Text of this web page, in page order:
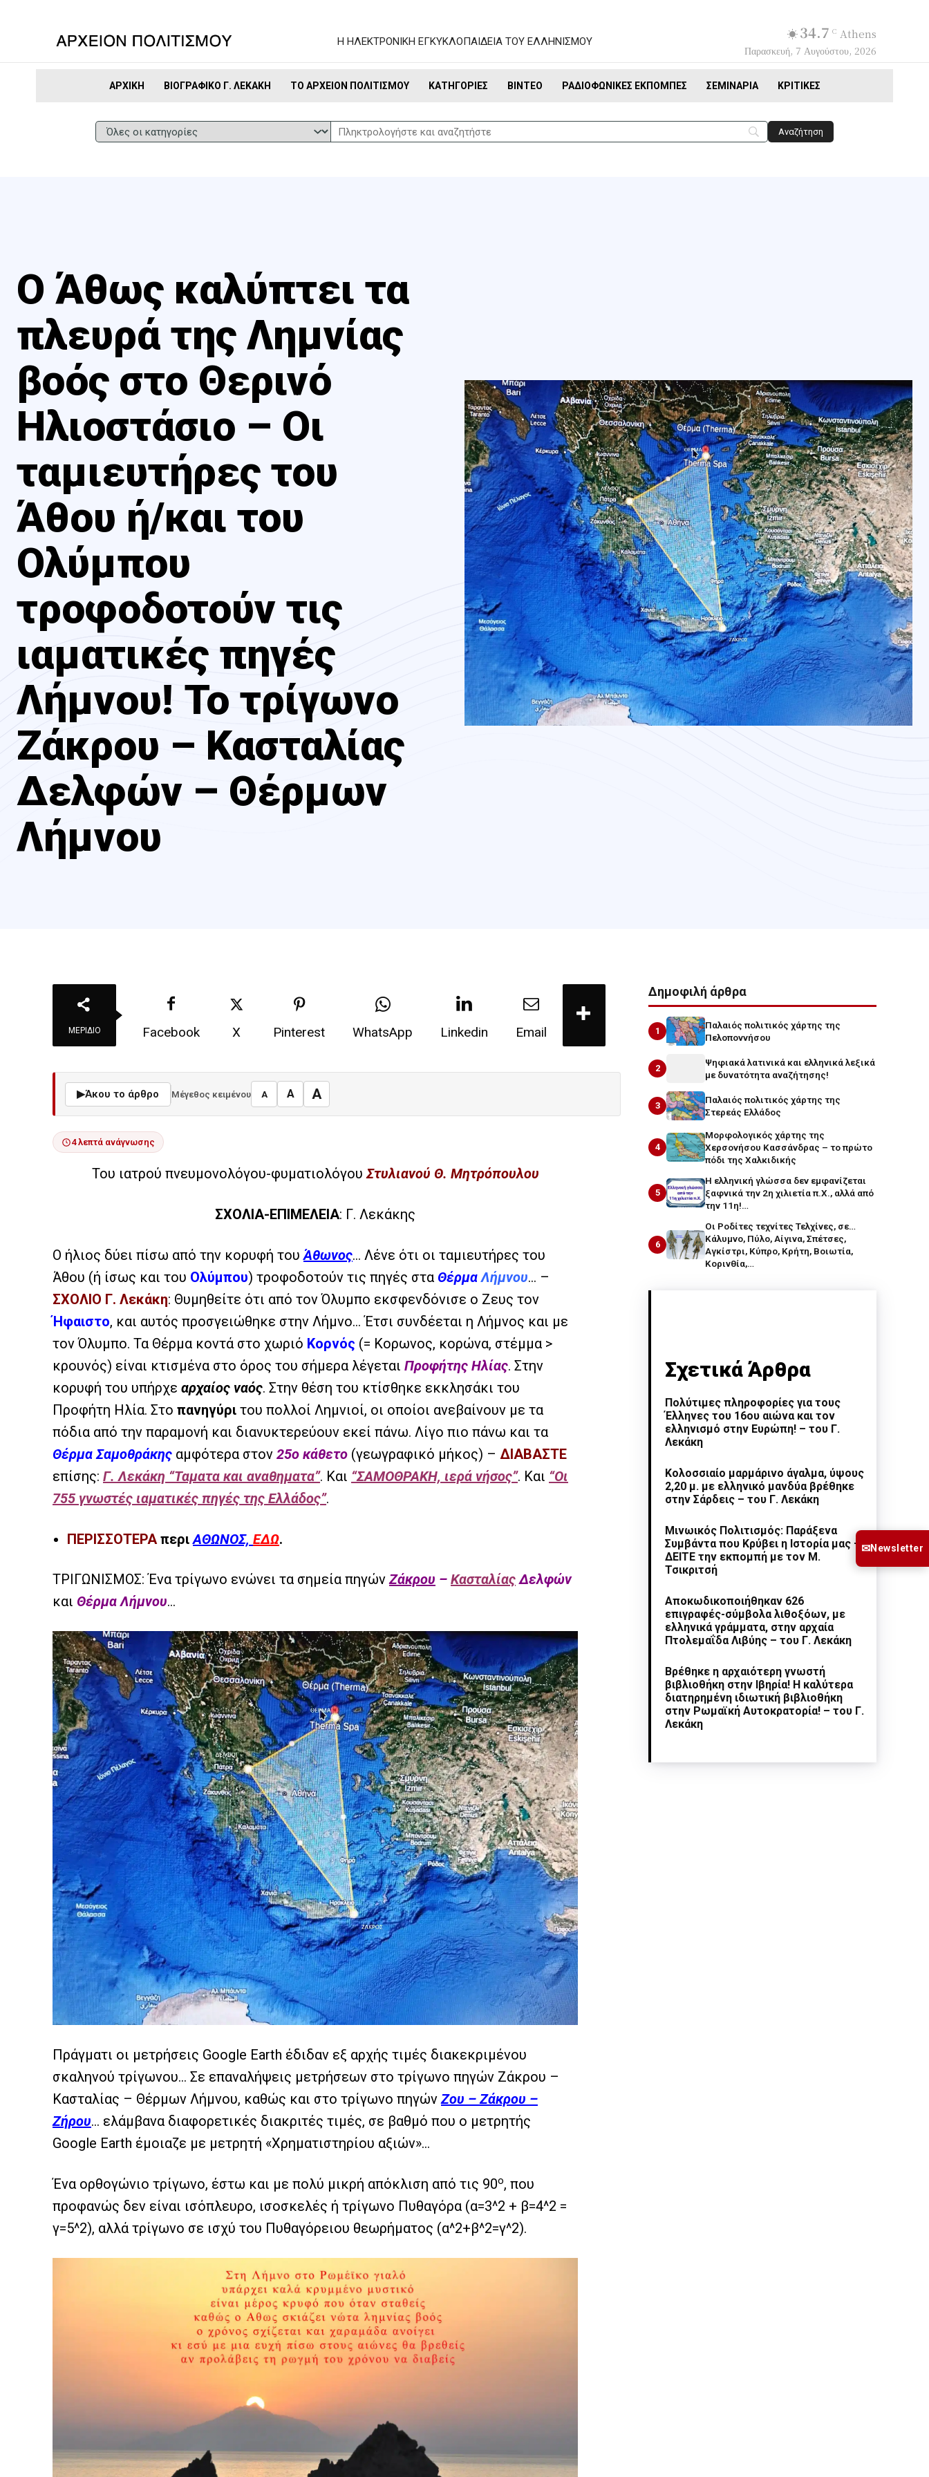
Η ΗΛΕΚΤΡΟΝΙΚΗ ΕΓΚΥΚΛΟΠΑΙΔΕΙΑ ΤΟΥ ΕΛΛΗΝΙΣΜΟΥ 34.7 C Athens
Παρασκευή, 7 Αυγούστου, 2026
ΑΡΧΙΚΉ ΒΙΟΓΡΑΦΙΚΌ Γ. ΛΕΚΆΚΗ ΤΟ ΑΡΧΕΊΟΝ ΠΟΛΙΤΙΣΜΟΎ ΚΑΤΗΓΟΡΊΕΣ ΒΊΝΤΕΟ ΡΑΔΙΟΦΩΝΙΚΈΣ ΕΚΠΟΜΠΈΣ ΣΕΜΙΝΆΡΙΑ ΚΡΙΤΙΚΈΣ
Ο Άθως καλύπτει τα
πλευρά της Λημνίας
βοός στο Θερινό
Ηλιοστάσιο – Οι
ταμιευτήρες του
Άθου ή/και του
Ολύμπου
τροφοδοτούν τις
ιαματικές πηγές
Λήμνου! Το τρίγωνο
Ζάκρου – Κασταλίας
Δελφών – Θέρμων
Λήμνου
ΜΕΡΊΔΙΟ Facebook X Pinterest WhatsApp Linkedin Email
▶Άκου το άρθρο Μέγεθος κειμένου A A A
4 λεπτά ανάγνωσης
Του ιατρού πνευμονολόγου-φυματιολόγουΣτυλιανού Θ. Μητρόπουλου
ΣΧΟΛΙΑ-ΕΠΙΜΕΛΕΙΑ: Γ. Λεκάκης
Ο ήλιος δύει πίσω από την κορυφή τουΆθωνος… Λένε ότι οι ταμιευτήρες του
Άθου (ή ίσως και του Ολύμπου) τροφοδοτούν τις πηγές στα ΘέρμαΛήμνου… –
ΣΧΟΛΙΟ Γ. Λεκάκη: Θυμηθείτε ότι από τον Όλυμπο εκσφενδόνισε ο Ζευς τον
Ήφαιστο, και αυτός προσγειώθηκε στην Λήμνο… Έτσι συνδέεται η Λήμνος και με
τον Όλυμπο. Τα Θέρμα κοντά στο χωριό Κορνός (= Κορωνος, κορώνα, στέμμα >
κρουνός) είναι κτισμένα στο όρος του σήμερα λέγεται Προφήτης Ηλίας. Στην
κορυφή του υπήρχε αρχαίος ναός. Στην θέση του κτίσθηκε εκκλησάκι του
Προφήτη Ηλία. Στο πανηγύρι του πολλοί Λημνιοί, οι οποίοι ανεβαίνουν με τα
πόδια από την παραμονή και διανυκτερεύουν εκεί πάνω. Λίγο πιο πάνω και τα
Θέρμα Σαμοθράκης αμφότερα στον 25ο κάθετο (γεωγραφικό μήκος) – ΔΙΑΒΑΣΤΕ
επίσης: Γ. Λεκάκη “Ταματα και αναθηματα”. Και “ΣΑΜΟΘΡΑΚΗ, ιερά νήσος”. Και “Οι
755 γνωστές ιαματικές πηγές της Ελλάδος”.
ΠΕΡΙΣΣΟΤΕΡΑπεριΑΘΩΝΟΣ, ΕΔΩ.
ΤΡΙΓΩΝΙΣΜΟΣ: Ένα τρίγωνο ενώνει τα σημεία πηγώνΖάκρου – ΚασταλίαςΔελφών
και Θέρμα Λήμνου…
Πράγματι οι μετρήσεις Google Earth έδιδαν εξ αρχής τιμές διακεκριμένου
σκαληνού τρίγωνου… Σε επαναλήψεις μετρήσεων στο τρίγωνο πηγών Ζάκρου –
Κασταλίας – Θέρμων Λήμνου, καθώς και στο τρίγωνο πηγώνΖου – Ζάκρου –
Ζήρου… ελάμβανα διαφορετικές διακριτές τιμές, σε βαθμό που ο μετρητής
Google Earth έμοιαζε με μετρητή «Χρηματιστηρίου αξιών»…
Ένα ορθογώνιο τρίγωνο, έστω και με πολύ μικρή απόκλιση από τις 90ο, που
προφανώς δεν είναι ισόπλευρο, ισοσκελές ή τρίγωνο Πυθαγόρα (α=3^2 + β=4^2 =
γ=5^2), αλλά τρίγωνο σε ισχύ του Πυθαγόρειου θεωρήματος (α^2+β^2=γ^2).
Δημοφιλή άρθρα
1
Παλαιός πολιτικός χάρτης της
Πελοποννήσου
2
Ψηφιακά λατινικά και ελληνικά λεξικά
με δυνατότητα αναζήτησης!
3
Παλαιός πολιτικός χάρτης της
Στερεάς Ελλάδος
4
Μορφολογικός χάρτης της
Χερσονήσου Κασσάνδρας – το πρώτο
πόδι της Χαλκιδικής
5
Η ελληνική γλώσσα δεν εμφανίζεται
ξαφνικά την 2η χιλιετία π.Χ., αλλά από
την 11η!…
6
Οι Ροδίτες τεχνίτες Τελχίνες, σε…
Κάλυμνο, Πύλο, Αίγινα, Σπέτσες,
Αγκίστρι, Κύπρο, Κρήτη, Βοιωτία,
Κορινθία,…
Σχετικά Άρθρα
Πολύτιμες πληροφορίες για τους
Έλληνες του 16ου αιώνα και τον
ελληνισμό στην Ευρώπη! – του Γ.
Λεκάκη
Κολοσσιαίο μαρμάρινο άγαλμα, ύψους
2,20 μ. με ελληνικό μανδύα βρέθηκε
στην Σάρδεις – του Γ. Λεκάκη
Μινωικός Πολιτισμός: Παράξενα
Συμβάντα που Κρύβει η Ιστορία μας –
ΔΕΙΤΕ την εκπομπή με τον Μ.
Τσικριτσή
Αποκωδικοποιήθηκαν 626
επιγραφές-σύμβολα λιθοξόων, με
ελληνικά γράμματα, στην αρχαία
Πτολεμαΐδα Λιβύης – του Γ. Λεκάκη
Βρέθηκε η αρχαιότερη γνωστή
βιβλιοθήκη στην Ιβηρία! Η καλύτερα
διατηρημένη ιδιωτική βιβλιοθήκη
στην Ρωμαϊκή Αυτοκρατορία! – του Γ.
Λεκάκη
✉Newsletter